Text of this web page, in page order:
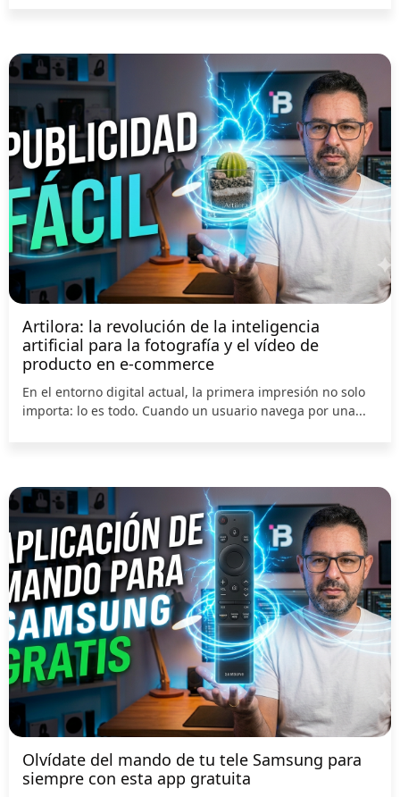
Artilora: la revolución de la inteligencia
artificial para la fotografía y el vídeo de
producto en e-commerce
En el entorno digital actual, la primera impresión no solo
importa: lo es todo. Cuando un usuario navega por una...
Olvídate del mando de tu tele Samsung para
siempre con esta app gratuita